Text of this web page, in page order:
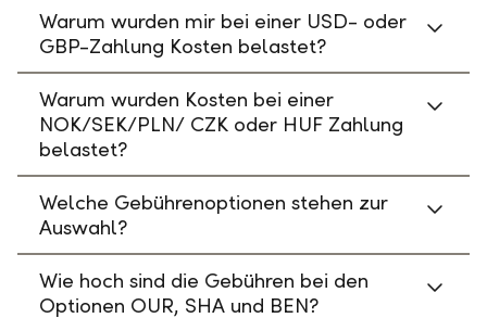
Warum wurden mir bei einer USD- oder
GBP-Zahlung Kosten belastet?
Warum wurden Kosten bei einer
NOK/SEK/PLN/ CZK oder HUF Zahlung
belastet?
Welche Gebührenoptionen stehen zur
Auswahl?
Wie hoch sind die Gebühren bei den
Optionen OUR, SHA und BEN?